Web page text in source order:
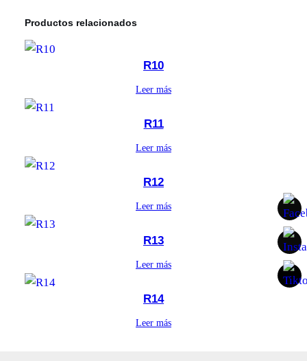
Productos relacionados
R10
Leer más
R11
Leer más
R12
Leer más
R13
Leer más
R14
Leer más